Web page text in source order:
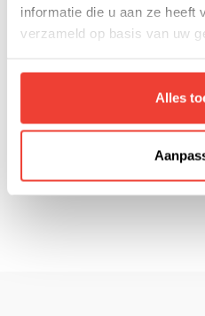
informatie die u aan ze heeft
verzameld op basis van uw
Alles
wat mij betreft de
Martin hetzelfde:leren
. Technologie
behoefte om kennis te
ontwikkelen en samen